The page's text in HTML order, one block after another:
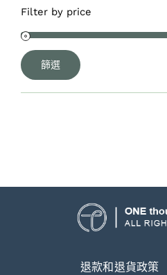
Filter by price
最
低
最
高
篩選
退款和退貨政策